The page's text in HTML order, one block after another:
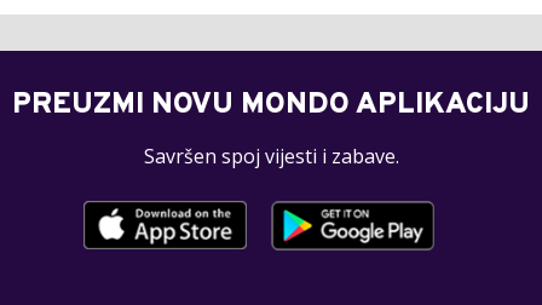
PREUZMI NOVU MONDO APLIKACIJU
Savršen spoj vijesti i zabave.